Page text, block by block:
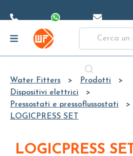
Content
Water Fitters
Prodotti
Dispositivi elettrici
Pressostati e pressoflussostati
LOGICPRESS SET
LOGICPRESS SET